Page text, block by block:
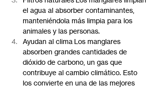
el agua al absorber contaminantes,
manteniéndola más limpia para los
animales y las personas.
Ayudan al clima Los manglares
absorben grandes cantidades de
dióxido de carbono, un gas que
contribuye al cambio climático. Esto
los convierte en una de las mejores